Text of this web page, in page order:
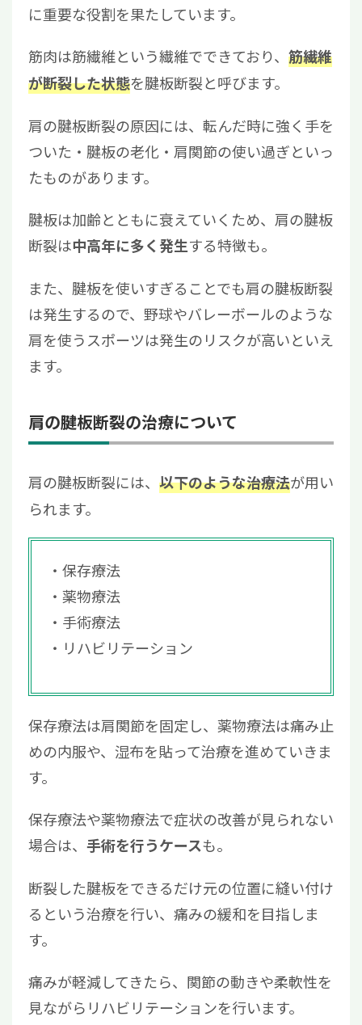
に重要な役割を果たしています。
筋肉は筋繊維という繊維でできており、 筋繊維
が断裂した状態を腱板断裂と呼びます。
肩の腱板断裂の原因には、転んだ時に強く手を
ついた・腱板の老化・肩関節の使い過ぎといっ
たものがあります。
腱板は加齢とともに衰えていくため、肩の腱板
断裂は中高年に多く発生する特徴も。
また、腱板を使いすぎることでも肩の腱板断裂
は発生するので、野球やバレーボールのような
肩を使うスポーツは発生のリスクが高いといえ
ます。
肩の腱板断裂の治療について
肩の腱板断裂には、 以下のような治療法が用い
られます。
保存療法
薬物療法
手術療法
リハビリテーション
保存療法は肩関節を固定し、薬物療法は痛み止
めの内服や、湿布を貼って治療を進めていきま
す。
保存療法や薬物療法で症状の改善が見られない
場合は、 手術を行うケースも。
断裂した腱板をできるだけ元の位置に縫い付け
るという治療を行い、痛みの緩和を目指しま
す。
痛みが軽減してきたら、関節の動きや柔軟性を
見ながらリハビリテーションを行います。